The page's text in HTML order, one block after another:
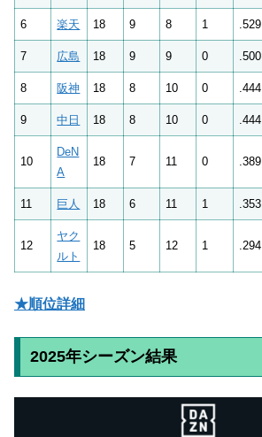
6 楽天 18 9 8 1 .529
7 広島 18 9 9 0 .500
8 阪神 18 8 10 0 .444
9 中日 18 8 10 0 .444
10
DeN
A
18 7 11 0 .389
11 巨人 18 6 11 1 .353
12
ヤク
ルト
18 5 12 1 .294
★順位詳細
2025年シーズン結果